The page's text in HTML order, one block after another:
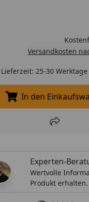
Versandkosten
25-30
In den
In den
zur Wunschliste
Teilen
Experten-
Wertvolle
Produkt erhalten.